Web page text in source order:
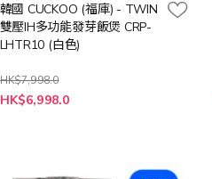
韓國 CUCKOO (福庫) - TWIN
雙壓IH多功能發芽飯煲 CRP-
LHTR10 (白色)
HK$7,998.0
特
殊
HK$6,998.0